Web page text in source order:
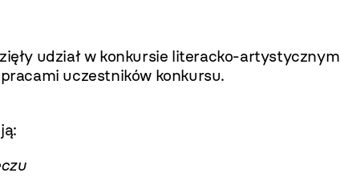
udział w konkursie literacko-artystycznym
uczestników konkursu.